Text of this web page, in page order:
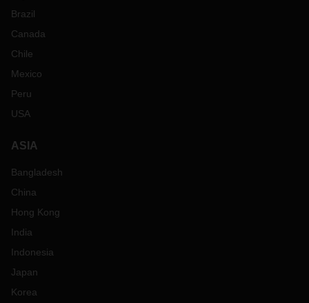
Brazil
Canada
Chile
Mexico
Peru
USA
ASIA
Bangladesh
China
Hong Kong
India
Indonesia
Japan
Korea